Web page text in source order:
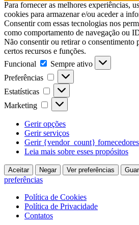
Para fornecer as melhores experiências,
cookies para armazenar e/ou aceder a
Consentir com essas tecnologias nos
como comportamento de navegação ou
Não consentir ou retirar o consentimento
certos recursos e funções.
Funcional
Sempre ativo
Preferências
Estatísticas
Marketing
Gerir opções
Gerir serviços
Gerir {vendor_count} fornecedores
Leia mais sobre esses propósitos
Aceitar Negar Ver preferências
preferências
Política de Cookies
Política de Privacidade
Contatos